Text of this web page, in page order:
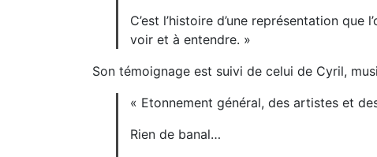
C’est l’histoire d’une représentation que
voir et à entendre. »
Son témoignage est suivi de celui de Cyril,
« Etonnement général, des artistes et
Rien de banal…